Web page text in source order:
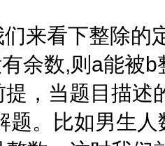
看下整除的
余数,则a能被
提，当题目描述
题。比如男生